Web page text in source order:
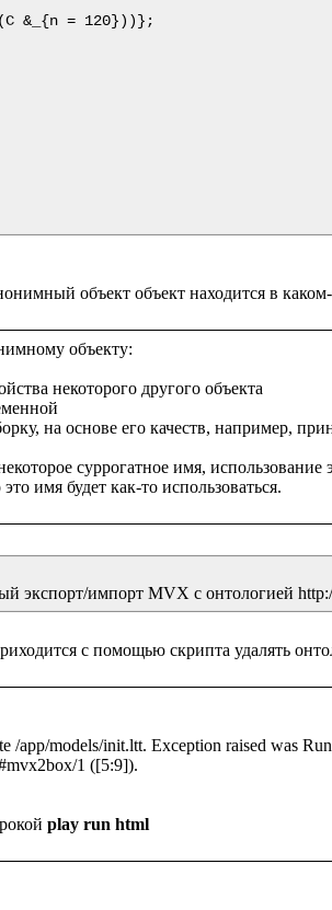
&_{n = 120}))};
объекту:
некоторого другого объекта
на основе его качеств, например,
суррогатное имя, использование
1 ([5:9]).
play run html